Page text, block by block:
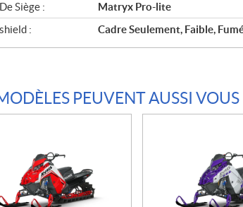
Siège :
Matryx Pro-lite
:
Cadre Seulement, Faible,
PEUVENT AUSSI VOUS